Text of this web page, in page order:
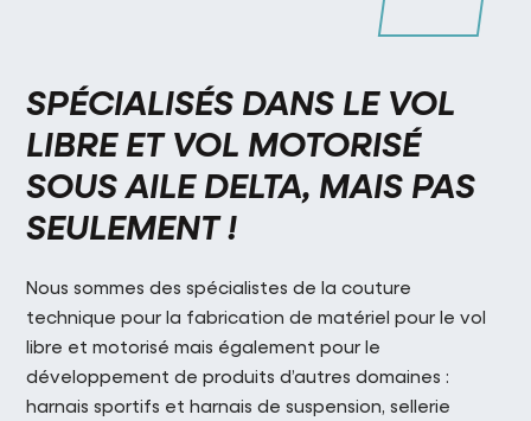
SPÉCIALISÉS DANS LE VOL
LIBRE ET VOL MOTORISÉ
SOUS AILE DELTA, MAIS PAS
SEULEMENT !
Nous sommes des spécialistes de la couture
technique pour la fabrication de matériel pour le vol
libre et motorisé mais également pour le
développement de produits d’autres domaines :
harnais sportifs et harnais de suspension, sellerie